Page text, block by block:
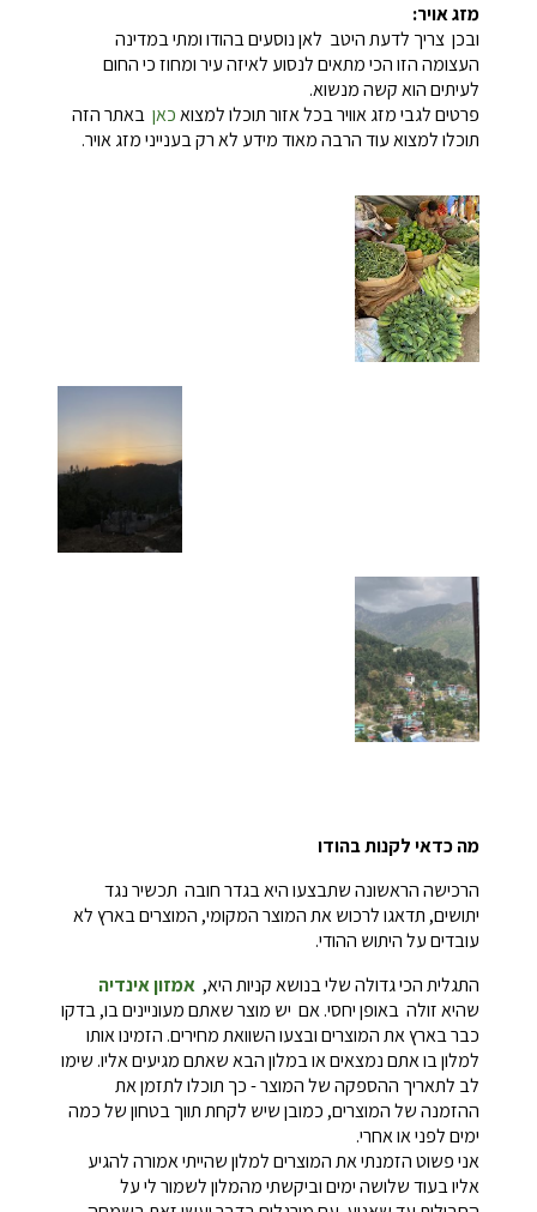
מזג אויר:
ובכן צריך לדעת היטב לאן נוסעים בהודו ומתי במדינה
העצומה הזו הכי מתאים לנסוע לאיזה עיר ומחוז כי החום
לעיתים הוא קשה מנשוא.
פרטים לגבי מזג אוויר בכל אזור תוכלו למצואכאן באתר הזה
תוכלו למצוא עוד הרבה מאוד מידע לא רק בענייני מזג אויר.
מה כדאי לקנות בהודו
הרכישה הראשונה שתבצעו היא בגדר חובה תכשיר נגד
יתושים, תדאגו לרכוש את המוצר המקומי, המוצרים בארץ לא
עובדים על היתוש ההודי.
התגלית הכי גדולה שלי בנושא קניות היא, אמזון אינדיה
שהיא זולה באופן יחסי. אם יש מוצר שאתם מעוניינים בו, בדקו
כבר בארץ את המוצרים ובצעו השוואת מחירים. הזמינו אותו
למלון בו אתם נמצאים או במלון הבא שאתם מגיעים אליו. שימו
לב לתאריך ההספקה של המוצר - כך תוכלו לתזמן את
ההזמנה של המוצרים, כמובן שיש לקחת תווך בטחון של כמה
ימים לפני או אחרי.
אני פשוט הזמנתי את המוצרים למלון שהייתי אמורה להגיע
אליו בעוד שלושה ימים וביקשתי מהמלון לשמור לי על